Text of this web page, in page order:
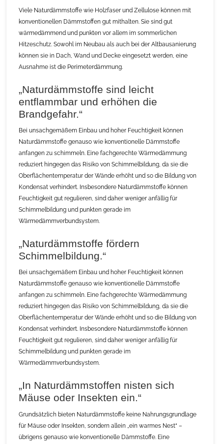
Viele Naturdämmstoffe wie Holzfaser und Zellulose können mit
konventionellen Dämmstoffen gut mithalten. Sie sind gut
wärmedämmend und punkten vor allem im sommerlichen
Hitzeschutz. Sowohl im Neubau als auch bei der Altbausanierung
können sie in Dach, Wand und Decke eingesetzt werden, eine
Ausnahme ist die Perimeterdämmung.
„Naturdämmstoffe sind leicht
entflammbar und erhöhen die
Brandgefahr.“
Bei unsachgemäßem Einbau und hoher Feuchtigkeit können
Naturdämmstoffe genauso wie konventionelle Dämmstoffe
anfangen zu schimmeln. Eine fachgerechte Wärmedämmung
reduziert hingegen das Risiko von Schimmelbildung, da sie die
Oberflächentemperatur der Wände erhöht und so die Bildung von
Kondensat verhindert. Insbesondere Naturdämmstoffe können
Feuchtigkeit gut regulieren, sind daher weniger anfällig für
Schimmelbildung und punkten gerade im
Wärmedämmverbundsystem.
„Naturdämmstoffe fördern
Schimmelbildung.“
Bei unsachgemäßem Einbau und hoher Feuchtigkeit können
Naturdämmstoffe genauso wie konventionelle Dämmstoffe
anfangen zu schimmeln. Eine fachgerechte Wärmedämmung
reduziert hingegen das Risiko von Schimmelbildung, da sie die
Oberflächentemperatur der Wände erhöht und so die Bildung von
Kondensat verhindert. Insbesondere Naturdämmstoffe können
Feuchtigkeit gut regulieren, sind daher weniger anfällig für
Schimmelbildung und punkten gerade im
Wärmedämmverbundsystem.
„In Naturdämmstoffen nisten sich
Mäuse oder Insekten ein.“
Grundsätzlich bieten Naturdämmstoffe keine Nahrungsgrundlage
für Mäuse oder Insekten, sondern allein „ein warmes Nest“ –
übrigens genauso wie konventionelle Dämmstoffe. Eine